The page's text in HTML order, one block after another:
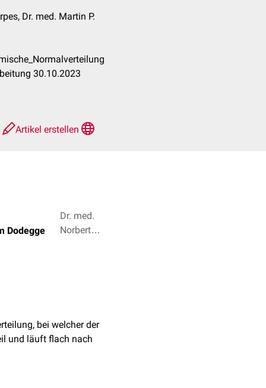
Dr. med. Martin P.
30.10.2023
Artikel erstellen
Dodegge
Dr. med.
Norbert
bei welcher der
und läuft flach nach